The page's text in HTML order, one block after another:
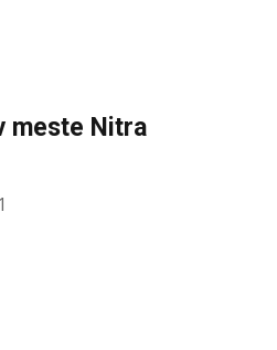
meste Nitra